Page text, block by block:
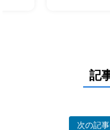
記
次の記